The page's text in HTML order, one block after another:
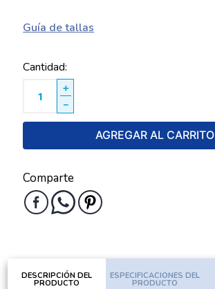
Guía de tallas
Cantidad
＋
－
AGREGAR AL CARRITO
Comparte
DESCRIPCIÓN DEL
PRODUCTO
ESPECIFICACIONES DEL
PRODUCTO